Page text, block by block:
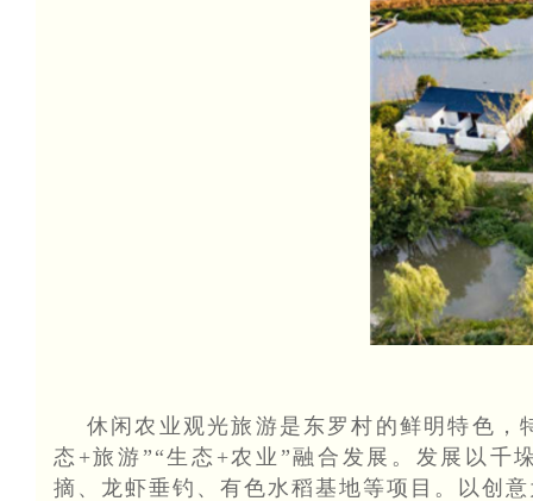
休闲农业观光旅游是东罗村的鲜明特色
态+旅游”“生态+农业”融合发展。发展以千
摘、龙虾垂钓、有色水稻基地等项目。以创